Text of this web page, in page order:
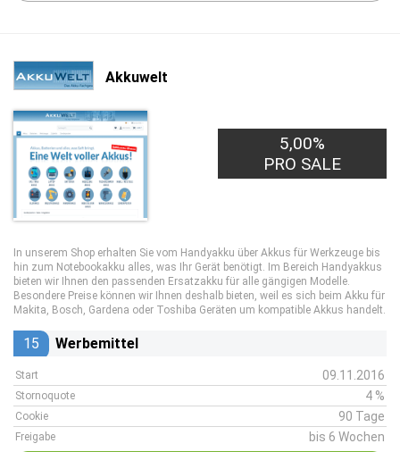
Akkuwelt
5,00%
PRO SALE
In unserem Shop erhalten Sie vom Handyakku über Akkus für Werkzeuge bis
hin zum Notebookakku alles, was Ihr Gerät benötigt. Im Bereich Handyakkus
bieten wir Ihnen den passenden Ersatzakku für alle gängigen Modelle.
Besondere Preise können wir Ihnen deshalb bieten, weil es sich beim Akku für
Makita, Bosch, Gardena oder Toshiba Geräten um kompatible Akkus handelt.
15 Werbemittel
Start 09.11.2016
Stornoquote 4 %
Cookie 90 Tage
Freigabe bis 6 Wochen